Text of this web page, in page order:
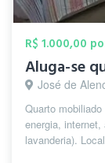
R$ 1.000,00
Aluga-se
José de
Quarto
energia,
lavanderia).